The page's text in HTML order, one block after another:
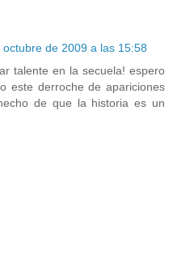
octubre de 2009 a las 15:58
talente en la secuela! espero
este derroche de apariciones
de que la historia es un